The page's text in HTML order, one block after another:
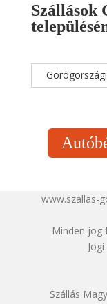
Szállások
www.szallas-
Minden jog
Szállás